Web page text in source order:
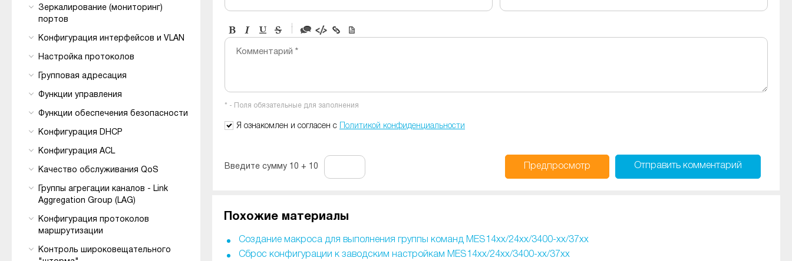
Зеркалирование (мониторинг)
портов
Конфигурация интерфейсов и VLAN
Настройка протоколов
Групповая адресация
Функции управления
Функции обеспечения безопасности
Конфигурация DHCP
Конфигурация ACL
Качество обслуживания QoS
Группы агрегации каналов - Link
Aggregation Group (LAG)
Конфигурация протоколов
маршрутизации
Контроль широковещательного
-
-
-
-
-
Комментарий *
* - Поля обязательные для заполнения
Я ознакомлен и согласен с Политикой конфиденциальности
Введите сумму 10 + 10 Предпросмотр Отправить комментарий
Похожие материалы
Создание макроса для выполнения группы команд MES14xx/24xx/3400-xx/37xx
Сброс конфигурации к заводским настройкам MES14xx/24xx/3400-xx/37xx